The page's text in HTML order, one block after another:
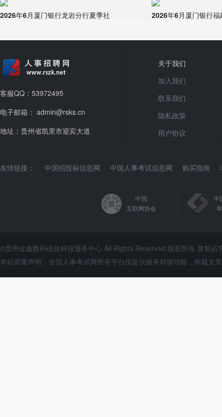
2026年6月厦门银行龙岩分行夏季社 2026年6月厦门银行
客服QQ：53972495
电子邮箱： admin@rsks.cn
地址：贵州省凯里市迎宾大道
关于我们
加入我们
联系我们
隐私政策
用户协议
友情链接： 中国招投标信息网 中国人事考试信息网 购买指南
中国
互联网协会
中
©贵州金鑫数码信息科技服务中心 All Rights Reserved 版权所有 复制必
本站郑重声明：全国人事考试网所有平台仅提供服务对接功能，所载文